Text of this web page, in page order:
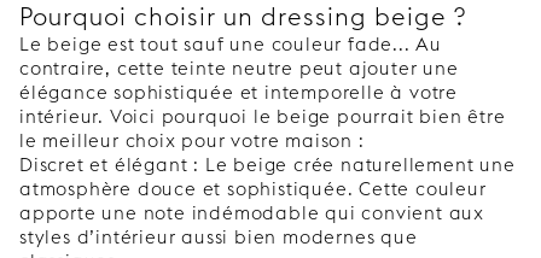
Pourquoi choisir un dressing beige ?
Le beige est tout sauf une couleur fade... Au
contraire, cette teinte neutre peut ajouter une
élégance sophistiquée et intemporelle à votre
intérieur. Voici pourquoi le beige pourrait bien être
le meilleur choix pour votre maison :
Discret et élégant : Le beige crée naturellement une
atmosphère douce et sophistiquée. Cette couleur
apporte une note indémodable qui convient aux
styles d’intérieur aussi bien modernes que